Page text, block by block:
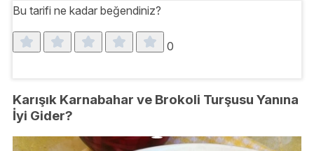
Bu tarifi ne kadar beğendiniz?
0
Karışık Karnabahar ve Brokoli Turşusu Yanına
İyi Gider?